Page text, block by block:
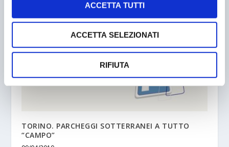
ACCETTA TUTTI
ACCETTA SELEZIONATI
RIFIUTA
TORINO. PARCHEGGI SOTTERRANEI A TUTTO
“CAMPO”